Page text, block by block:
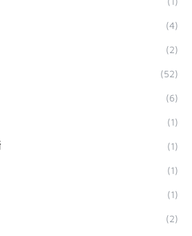
(4)
(2)
(52)
(6)
(1)
(1)
(1)
(1)
(2)